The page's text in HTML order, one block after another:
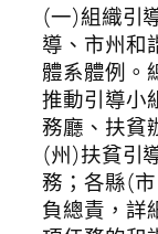
(一)組織引
導、市州和
體系體例。
推動引導小
務廳、扶貧
(州)扶貧引
務；各縣(
負總責，詳